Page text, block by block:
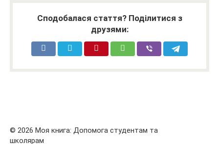
Сподобалася стаття? Поділитися з
друзями:
© 2026 Моя книга: Допомога студентам та
школярам